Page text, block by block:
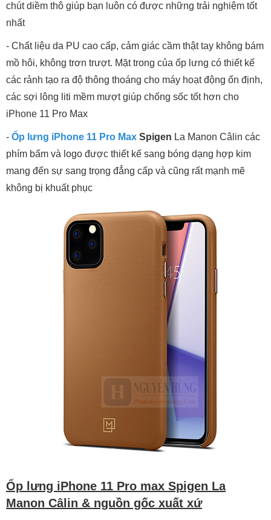
chút diềm thô giúp bạn luôn có được những trải nghiệm tốt
nhất
- Chất liệu da PU cao cấp, cảm giác cầm thật tay không bám
mồ hôi, không trơn trượt. Mặt trong của ốp lưng có thiết kế
các rảnh tạo ra độ thông thoáng cho máy hoạt động ổn định,
các sợi lông liti mềm mượt giúp chống sốc tốt hơn cho
iPhone 11 Pro Max
- Ốp lưng iPhone 11 Pro Max Spigen La Manon Câlin các
phím bấm và logo được thiết kế sang bóng dạng hợp kim
mang đến sự sang trọng đẳng cấp và cũng rất mạnh mẽ
không bị khuất phục
Ốp lưng iPhone 11 Pro max Spigen La
Manon Câlin & nguồn gốc xuất xứ